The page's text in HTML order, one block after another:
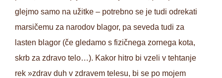
glejmo samo na užitke – potrebno se je tudi odrekati
marsičemu za narodov blagor, pa seveda tudi za
lasten blagor (če gledamo s fizičnega zornega kota,
skrb za zdravo telo…). Kakor hitro bi vzeli v tehtanje
rek »zdrav duh v zdravem telesu, bi se po mojem